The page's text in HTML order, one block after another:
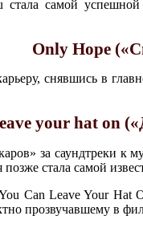
самой
Only Hope
снявшись в
your hat on
за саундтреки к
стала самой
Can Leave Your Hat
прозвучавшему в